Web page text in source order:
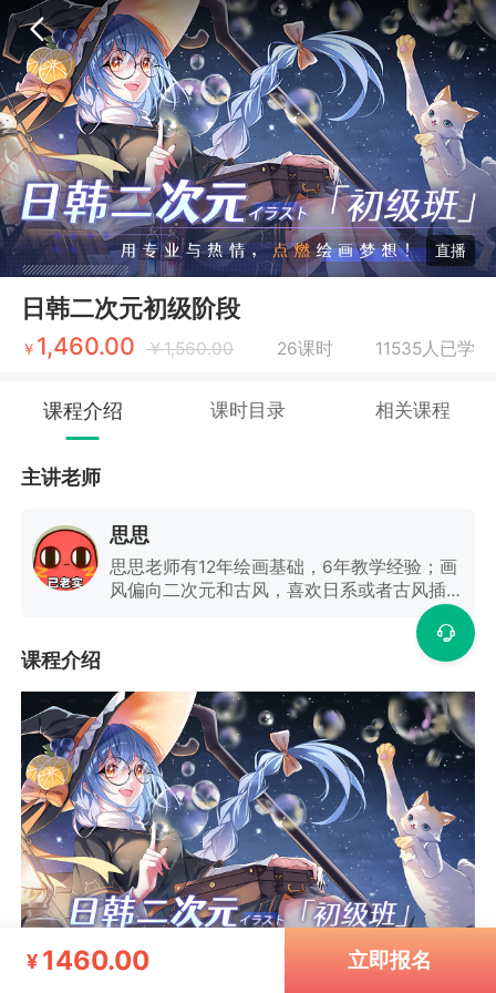
直播
日韩二次元初级阶段
￥ 1,460.00 ￥1,560.00 26课时 11535人已学
课程介绍 课时目录 相关课程
主讲老师
思思
思思老师有12年绘画基础，6年教学经验；画
风偏向二次元和古风，喜欢日系或者古风插
画，具备丰富的平面插画类包装、小说封面、
壁纸等接包经验，日常在MHS接私稿/商稿为
课程介绍
¥ 1460.00 立即报名